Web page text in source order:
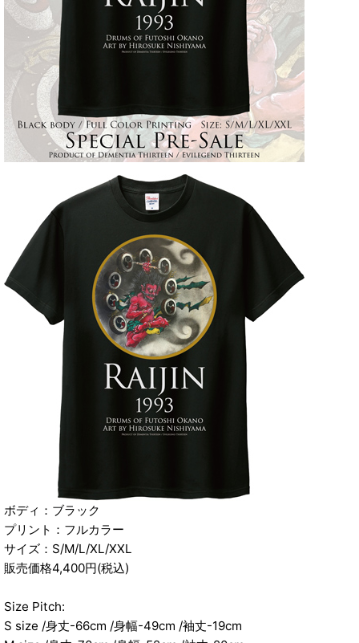
ボディ：ブラック
プリント：フルカラー
サイズ：S/M/L/XL/XXL
販売価格4,400円(税込)
Size Pitch:
S size /身丈-66cm /身幅-49cm /袖丈-19cm